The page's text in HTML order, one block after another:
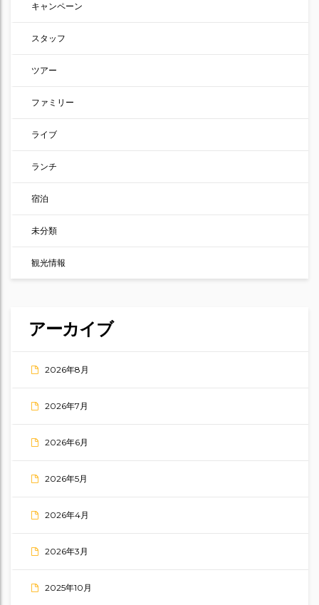
キャンペーン
スタッフ
ツアー
ファミリー
ライブ
ランチ
宿泊
未分類
観光情報
アーカイブ
2026年8月
2026年7月
2026年6月
2026年5月
2026年4月
2026年3月
2025年10月